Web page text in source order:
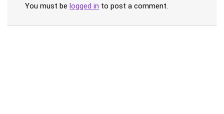
You must be logged in to post a comment.